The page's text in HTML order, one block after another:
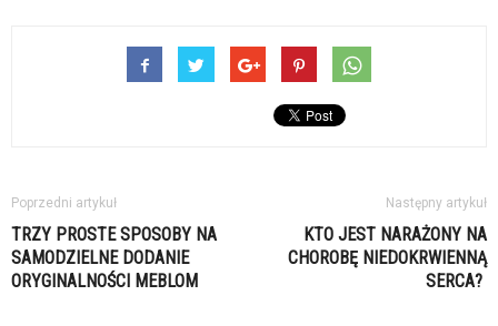
Poprzedni artykuł
TRZY PROSTE SPOSOBY NA
SAMODZIELNE DODANIE
ORYGINALNOŚCI MEBLOM
Następny artykuł
KTO JEST NARAŻONY NA
CHOROBĘ NIEDOKRWIENNĄ
SERCA?